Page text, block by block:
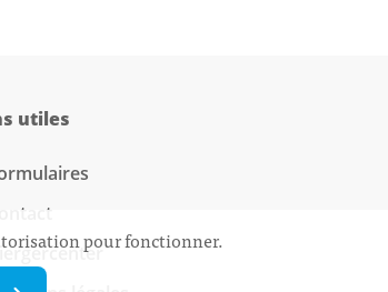
utiles
pour fonctionner.